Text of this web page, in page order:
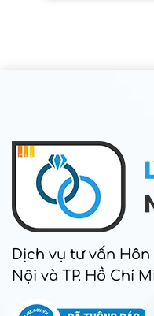
Dịch vụ tư vấn
Nội và TP. Hồ Chí